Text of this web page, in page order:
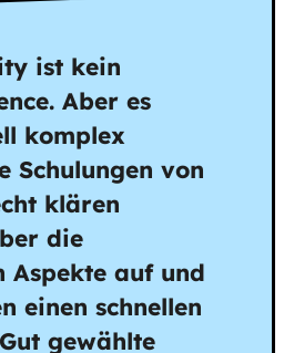
ist kein
Aber es
komplex
Schulungen von
klären
die
Aspekte auf und
einen schnellen
gewählte